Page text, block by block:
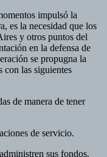
impulsó la
es la necesidad que los
y otros puntos del
en la defensa de
se propugna la
con las siguientes
de manera de tener
de servicio.
sus fondos.